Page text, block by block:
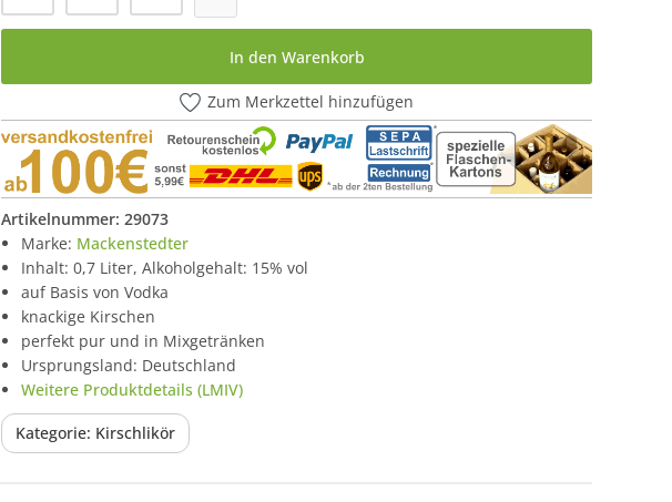
In den Warenkorb
Zum Merkzettel hinzufügen
Artikelnummer: 29073
Marke: Mackenstedter
Inhalt: 0,7 Liter, Alkoholgehalt: 15% vol
auf Basis von Vodka
knackige Kirschen
perfekt pur und in Mixgetränken
Ursprungsland: Deutschland
Weitere Produktdetails (LMIV)
Kategorie: Kirschlikör